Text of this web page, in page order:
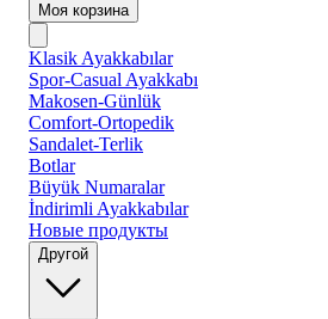
Моя корзина
Klasik Ayakkabılar
Spor-Casual Ayakkabı
Makosen-Günlük
Comfort-Ortopedik
Sandalet-Terlik
Botlar
Büyük Numaralar
İndirimli Ayakkabılar
Новые продукты
Другой